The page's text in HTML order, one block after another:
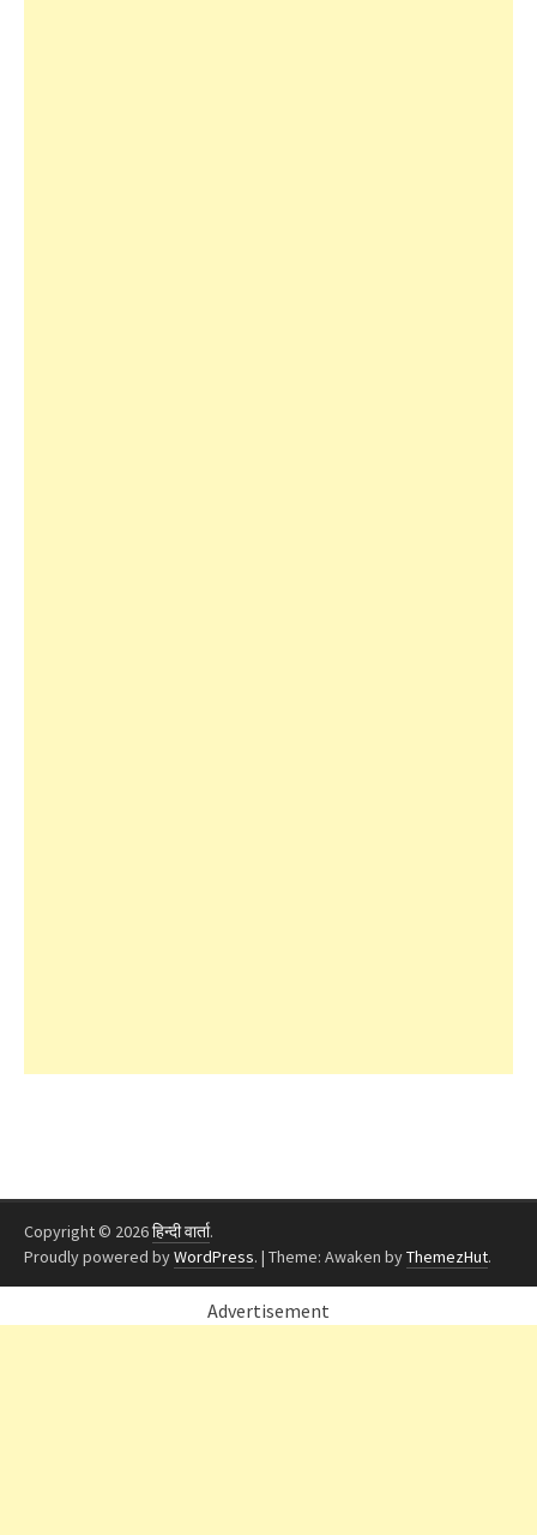
Copyright © 2026हिन्दी वार्ता.
Proudly powered byWordPress. | Theme: Awaken byThemezHut.
Advertisement